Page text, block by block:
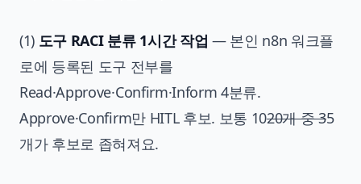
(1) 도구 RACI 분류 1시간 작업 — 본인 n8n 워크플
로에 등록된 도구 전부를
Read·Approve·Confirm·Inform 4분류.
Approve·Confirm만 HITL 후보. 보통 1020개 중 35
개가 후보로 좁혀져요.